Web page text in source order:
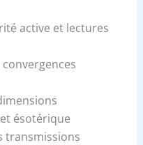
active et lectures
convergences
ésotérique
transmissions